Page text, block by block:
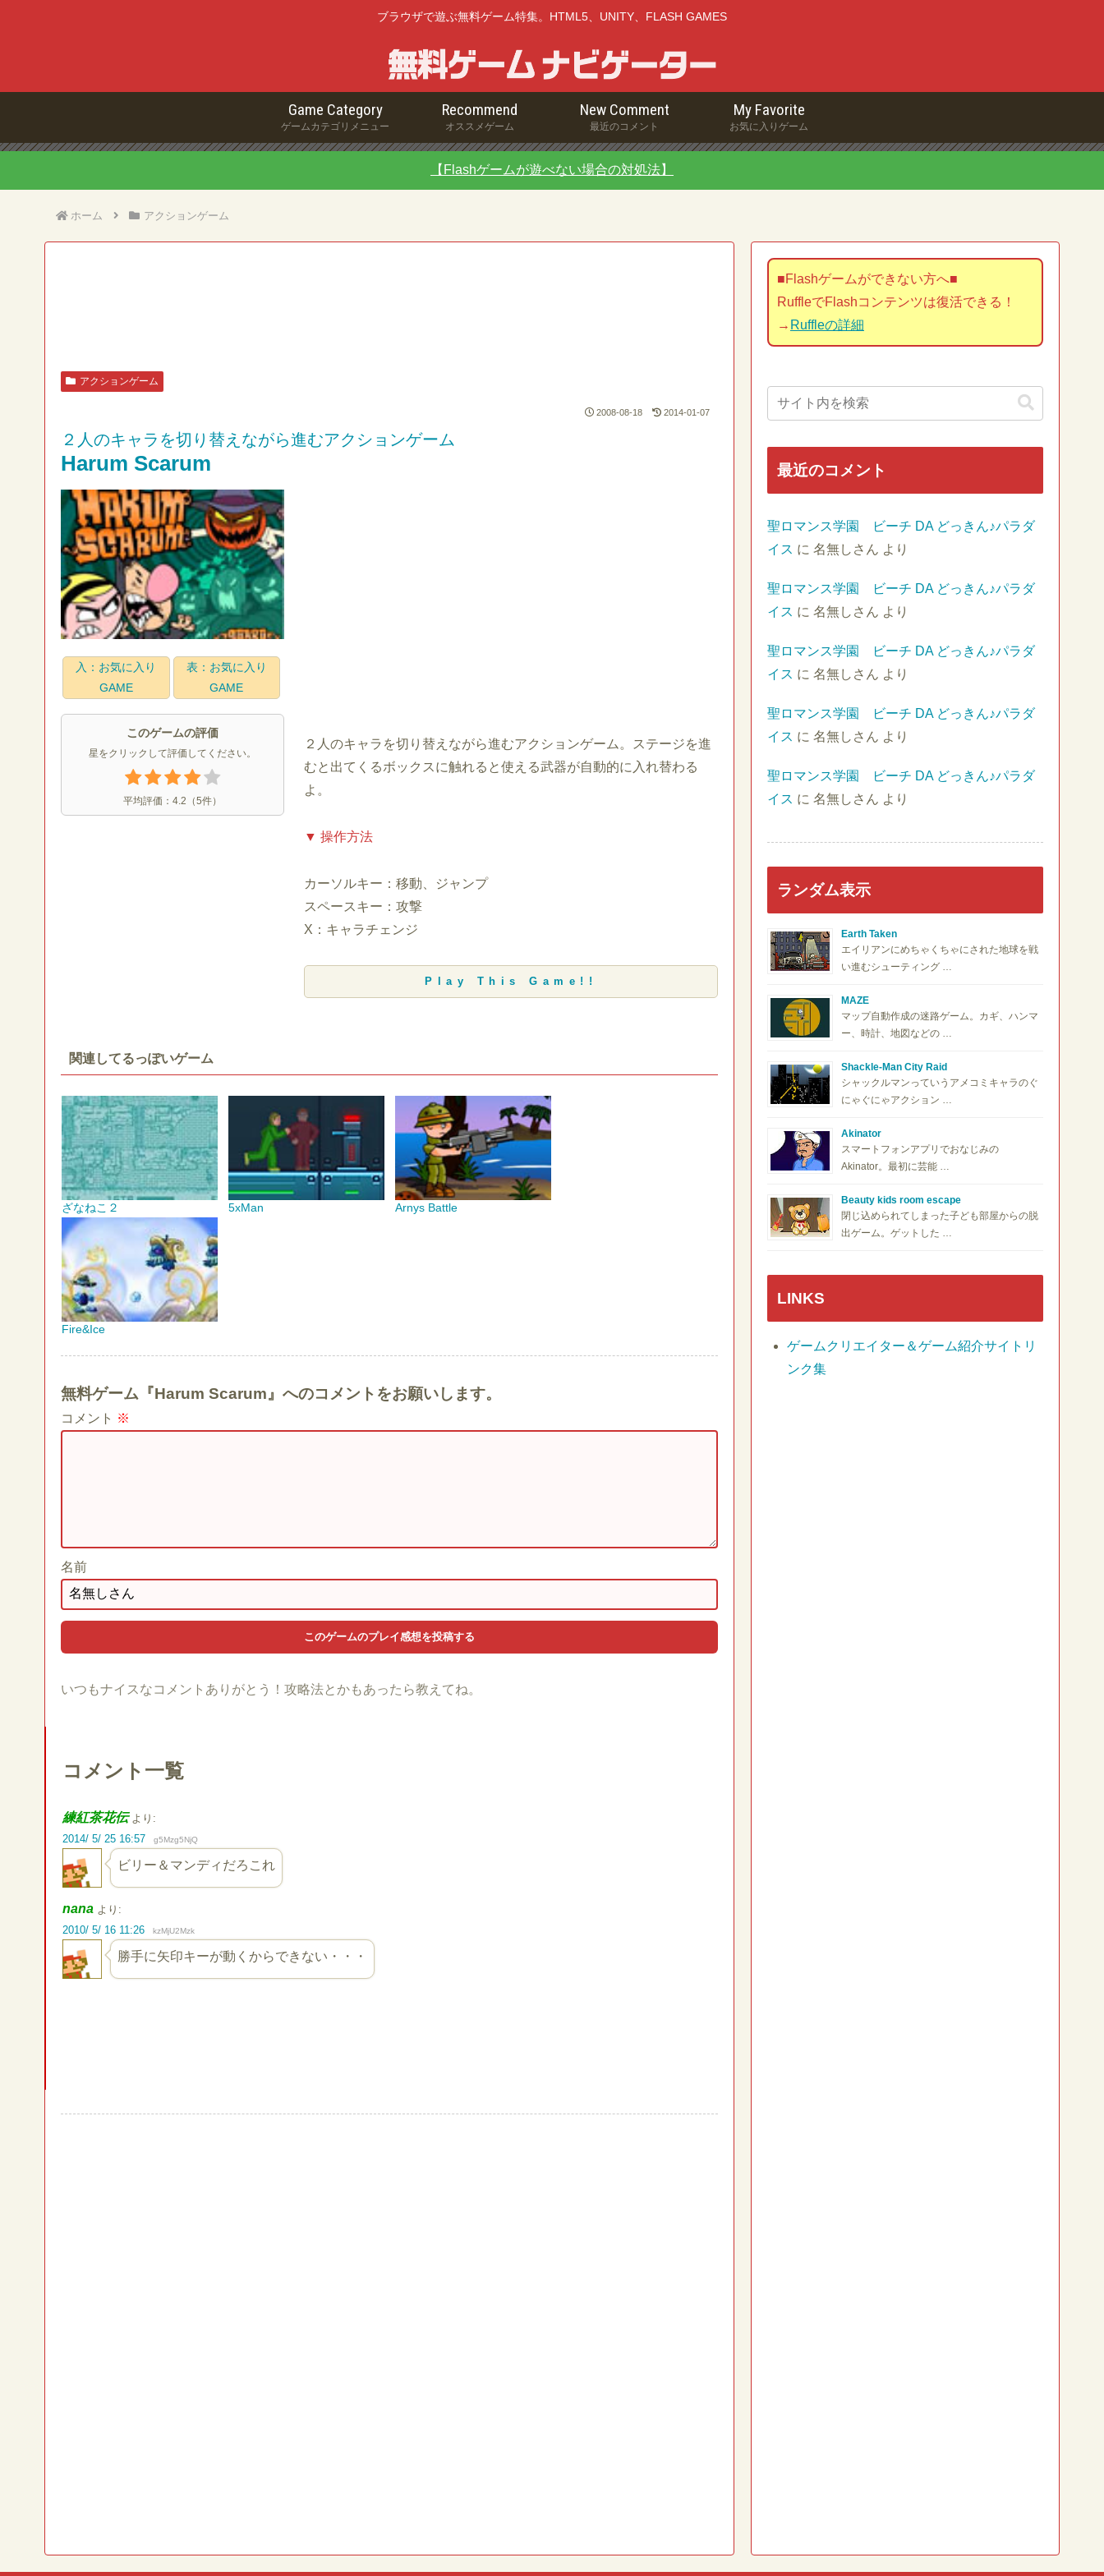
ブラウザで遊ぶ無料ゲーム特集。HTML5、UNITY、FLASH GAMES
Game Category
ゲームカテゴリメニュー
Recommend
オススメゲーム
New Comment
最近のコメント
My Favorite
お気に入りゲーム
【Flashゲームが遊べない場合の対処法】
ホーム アクションゲーム
アクションゲーム
2008-08-18 2014-01-07
２人のキャラを切り替えながら進むアクションゲーム
Harum Scarum
入：お気に入り
GAME
表：お気に入り
GAME
このゲームの評価
星をクリックして評価してください。
平均評価： 4.2 （5件）
２人のキャラを切り替えながら進むアクションゲーム。ステージを進
むと出てくるボックスに触れると使える武器が自動的に入れ替わる
よ。
▼ 操作方法
カーソルキー：移動、ジャンプ
スペースキー：攻撃
X：キャラチェンジ
Play This Game!!
関連してるっぽいゲーム
ざなねこ２ 5xMan Arnys Battle
Fire&Ice
無料ゲーム『Harum Scarum』へのコメントをお願いします。
コメント ※
名前
いつもナイスなコメントありがとう！攻略法とかもあったら教えてね。
コメント一覧
練紅茶花伝 より:
2014/ 5/ 25 16:57
g5Mzg5NjQ
ビリー＆マンディだろこれ
nana より:
2010/ 5/ 16 11:26
kzMjU2Mzk
勝手に矢印キーが動くからできない・・・
■Flashゲームができない方へ■
RuffleでFlashコンテンツは復活できる！
→ Ruffleの詳細
最近のコメント
聖ロマンス学園 ビーチ DA どっきん♪パラダ
イス に 名無しさん より
聖ロマンス学園 ビーチ DA どっきん♪パラダ
イス に 名無しさん より
聖ロマンス学園 ビーチ DA どっきん♪パラダ
イス に 名無しさん より
聖ロマンス学園 ビーチ DA どっきん♪パラダ
イス に 名無しさん より
聖ロマンス学園 ビーチ DA どっきん♪パラダ
イス に 名無しさん より
ランダム表示
Earth Taken
エイリアンにめちゃくちゃにされた地球を戦
い進むシューティング …
MAZE
マップ自動作成の迷路ゲーム。カギ、ハンマ
ー、時計、地図などの …
Shackle-Man City Raid
シャックルマンっていうアメコミキャラのぐ
にゃぐにゃアクション …
Akinator
スマートフォンアプリでおなじみの
Akinator。最初に芸能 …
Beauty kids room escape
閉じ込められてしまった子ども部屋からの脱
出ゲーム。ゲットした …
LINKS
ゲームクリエイター＆ゲーム紹介サイトリ
ンク集